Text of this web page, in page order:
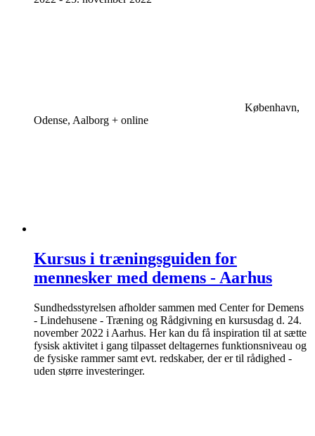
København,
Odense, Aalborg + online
Kursus i træningsguiden for
mennesker med demens - Aarhus
Sundhedsstyrelsen afholder sammen med Center for Demens
- Lindehusene - Træning og Rådgivning en kursusdag d. 24.
november 2022 i Aarhus. Her kan du få inspiration til at sætte
fysisk aktivitet i gang tilpasset deltagernes funktionsniveau og
de fysiske rammer samt evt. redskaber, der er til rådighed -
uden større investeringer.